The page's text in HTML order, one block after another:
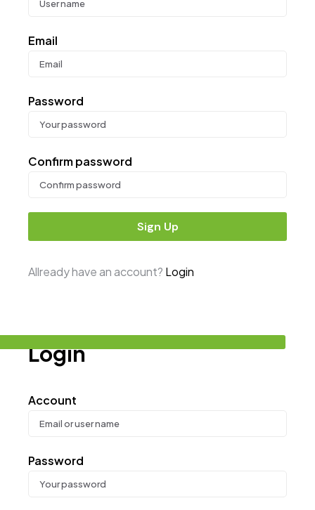
Email
Password
Confirm password
Sign Up
Allready have an account? Login
Login
Account
Password